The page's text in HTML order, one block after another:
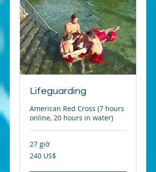
Lifeguarding
American Red Cross (7 hours
online, 20 hours in water)
27 giờ
240
đô
240 US$